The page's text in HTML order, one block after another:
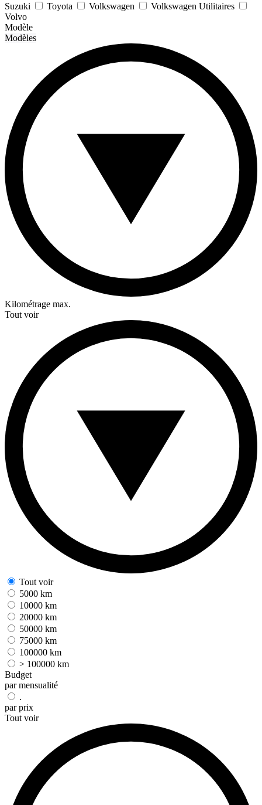
Suzuki
Toyota Volkswagen
Volkswagen Utilitaires
Volvo
Modèle
Modèles
Kilométrage max.
Tout voir
Tout voir
5000 km
10000 km
20000 km
50000 km
75000 km
100000 km
> 100000 km
Budget
par mensualité
.
par prix
Tout voir